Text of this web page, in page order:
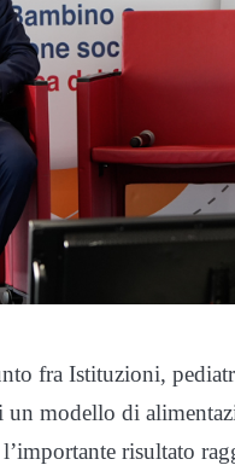
fra Istituzioni,
modello di
risultato